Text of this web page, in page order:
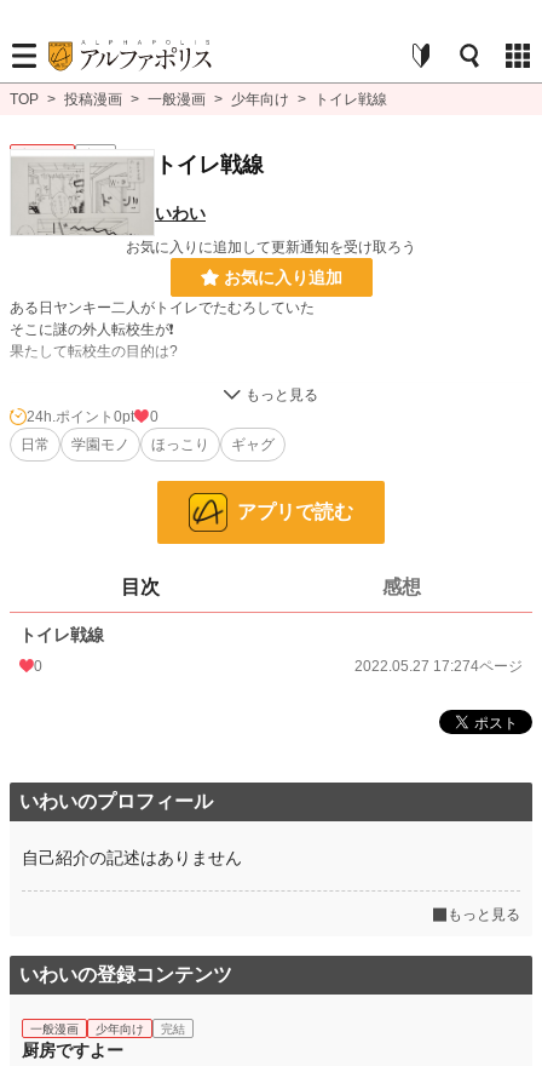
TOP > 投稿漫画 > 一般漫画 > 少年向け > トイレ戦線
少年向け 完結 トイレ戦線
いわい
お気に入りに追加して更新通知を受け取ろう
お気に入り追加
ある日ヤンキー二人がトイレでたむろしていた
そこに謎の外人転校生が❗
果たして転校生の目的は?
少年向け 2,488 位 / 2,488 件
更新日時 2022.05.27 17:27
初回公開日時
年間ポイント 70 pt (3,808 位)
24h.ポイント 0pt
0
日常
学園モノ ほっこり ギャグ
アプリで読む
目次 感想
トイレ戦線
0 2022.05.27 17:274ページ
いわいのプロフィール
自己紹介の記述はありません
もっと見る
いわいの登録コンテンツ
一般漫画 少年向け 完結
厨房ですよー